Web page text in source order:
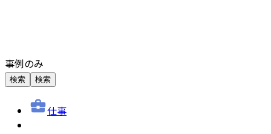
事例のみ
検索 検索
仕事